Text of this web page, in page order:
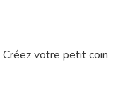
votre petit coin